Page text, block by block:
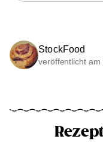
StockFood
veröffentlicht am